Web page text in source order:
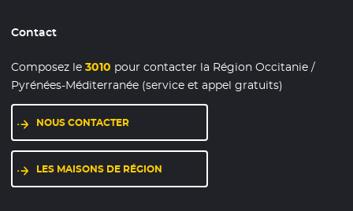
Contact
Composez le3010 pour contacter la Région Occitanie /
Pyrénées-Méditerranée (service et appel gratuits)
NOUS CONTACTER
LES MAISONS DE RÉGION